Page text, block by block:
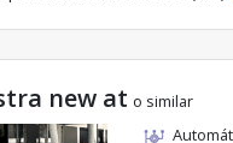
new at o similar